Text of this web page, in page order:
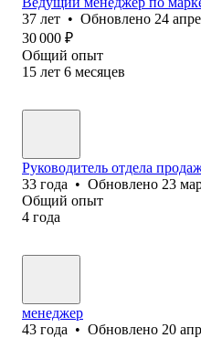
37 лет • Обновлено 24
30 000 ₽
Общий опыт
15 лет 6 месяцев
Руководитель отдела
33 года • Обновлено 23
Общий опыт
4 года
менеджер
43 года • Обновлено 20